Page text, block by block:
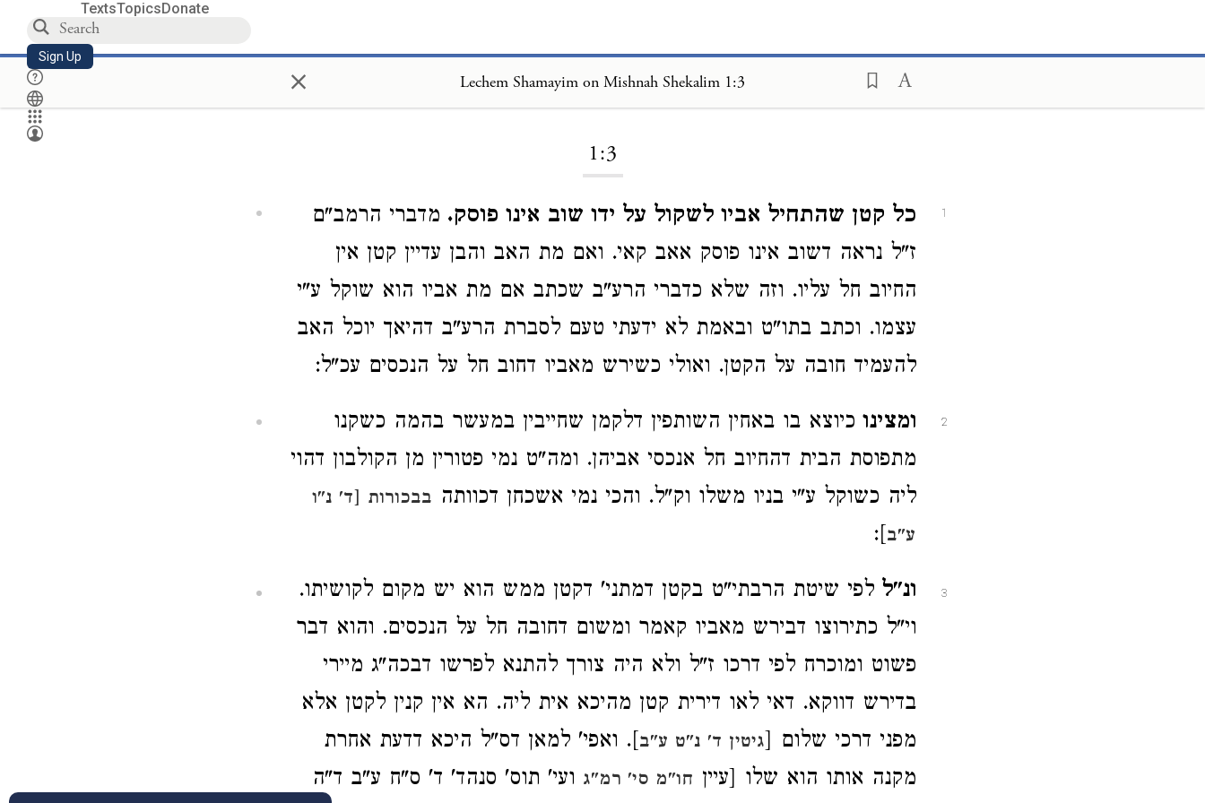
TextsTopicsDonate
Sign Up × Lechem Shamayim on Mishnah Shekalim 1:3
1:3
1 כל קטן שהתחיל אביו לשקול על ידו שוב אינו פוסק. מדברי הרמב"ם
ז"ל נראה דשוב אינו פוסק אאב קאי. ואם מת האב והבן עדיין קטן אין
החיוב חל עליו. וזה שלא כדברי הרע"ב שכתב אם מת אביו הוא שוקל ע"י
עצמו. וכתב בתו"ט ובאמת לא ידעתי טעם לסברת הרע"ב דהיאך יוכל האב
להעמיד חובה על הקטן. ואולי כשירש מאביו דחוב חל על הנכסים עכ"ל:
2 ומצינו כיוצא בו באחין השותפין דלקמן שחייבין במעשר בהמה כשקנו
מתפוסת הבית דהחיוב חל אנכסי אביהן. ומה"ט נמי פטורין מן הקולבון דהוי
ליה כשוקל ע"י בניו משלו וק"ל. והכי נמי אשכחן דכוותה בבכורות [ד' נ"ו
ע"ב]:
3 ונ"ל לפי שיטת הרבתי"ט בקטן דמתני' דקטן ממש הוא יש מקום לקושיתו.
וי"ל כתירוצו דבירש מאביו קאמר ומשום דחובה חל על הנכסים. והוא דבר
פשוט ומוכרח לפי דרכו ז"ל ולא היה צורך להתנא לפרשו דבכה"ג מיירי
בדירש דווקא. דאי לאו דירית קטן מהיכא אית ליה. הא אין קנין לקטן אלא
מפני דרכי שלום [גיטין ד' נ"ט ע"ב]. ואפי' למאן דס"ל היכא דדעת אחרת
מקנה אותו הוא שלו [עיין חו"מ סי' רמ"ג ועי' תוס' סנהד' ד' ס"ח ע"ב ד"ה